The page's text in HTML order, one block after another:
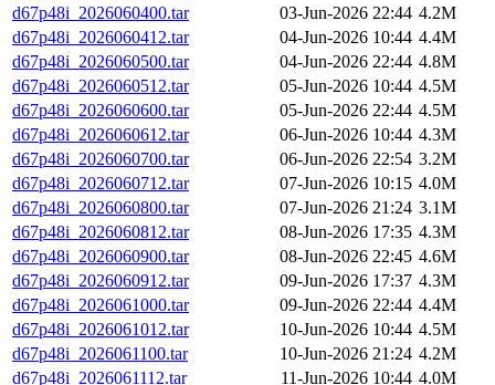
d67p48i_2026060400.tar
03-Jun-2026 22:44 4.2M
d67p48i_2026060412.tar
04-Jun-2026 10:44 4.4M
d67p48i_2026060500.tar
04-Jun-2026 22:44 4.8M
d67p48i_2026060512.tar
05-Jun-2026 10:44 4.5M
d67p48i_2026060600.tar
05-Jun-2026 22:44 4.5M
d67p48i_2026060612.tar
06-Jun-2026 10:44 4.3M
d67p48i_2026060700.tar
06-Jun-2026 22:54 3.2M
d67p48i_2026060712.tar
07-Jun-2026 10:15 4.0M
d67p48i_2026060800.tar
07-Jun-2026 21:24 3.1M
d67p48i_2026060812.tar
08-Jun-2026 17:35 4.3M
d67p48i_2026060900.tar
08-Jun-2026 22:45 4.6M
d67p48i_2026060912.tar
09-Jun-2026 17:37 4.3M
d67p48i_2026061000.tar
09-Jun-2026 22:44 4.4M
d67p48i_2026061012.tar
10-Jun-2026 10:44 4.5M
d67p48i_2026061100.tar
10-Jun-2026 21:24 4.2M
d67p48i_2026061112.tar
11-Jun-2026 10:44 4.0M